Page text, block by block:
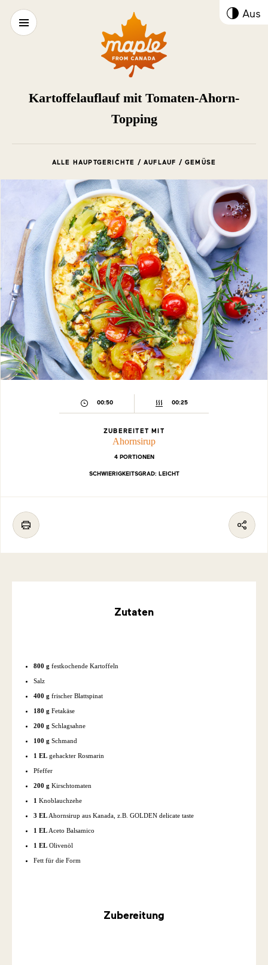
Aus
Kartoffelauflauf mit Tomaten-Ahorn-
Topping
ALLE HAUPTGERICHTE / AUFLAUF / GEMÜSE
00:50 00:25
ZUBEREITET MIT
Ahornsirup
4 PORTIONEN
SCHWIERIGKEITSGRAD: LEICHT
Zutaten
800 g festkochende Kartoffeln
Salz
400 g frischer Blattspinat
180 g Fetakäse
200 g Schlagsahne
100 g Schmand
1 EL gehackter Rosmarin
Pfeffer
200 g Kirschtomaten
1 Knoblauchzehe
3 EL Ahornsirup aus Kanada, z.B. GOLDEN delicate taste
1 EL Aceto Balsamico
1 EL Olivenöl
Fett für die Form
Zubereitung